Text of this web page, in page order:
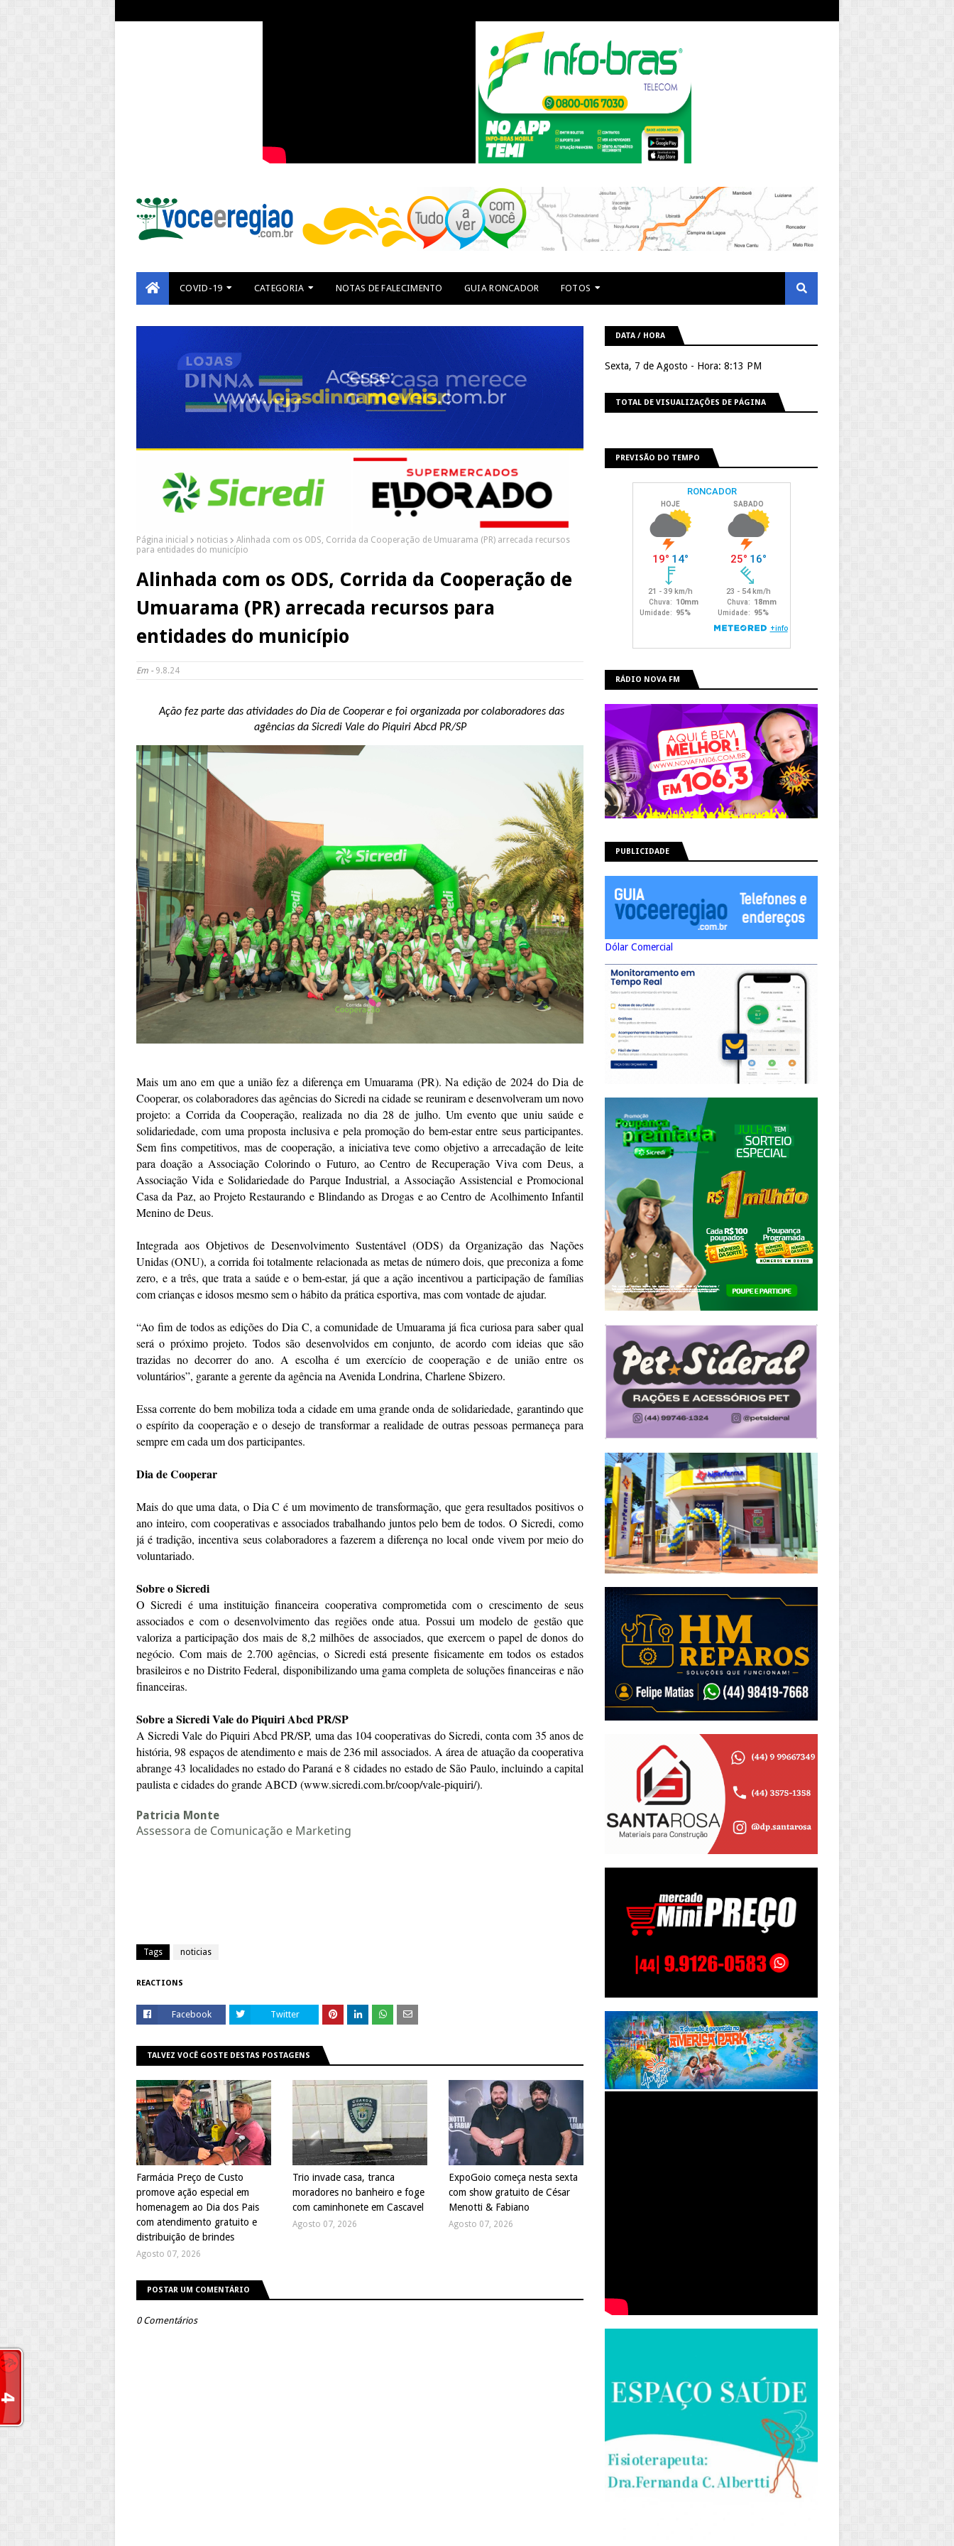
COVID-19 CATEGORIA NOTAS DE FALECIMENTO GUIA RONCADOR FOTOS
Página inicial noticias
Alinhada com os ODS, Corrida da Cooperação de Umuarama (PR) arrecada recursos
para entidades do município
Alinhada com os ODS, Corrida da Cooperação de
Umuarama (PR) arrecada recursos para
entidades do município
Em - 9.8.24
Ação fez parte das atividades do Dia de Cooperar e foi organizada por colaboradores das
agências da Sicredi Vale do Piquiri Abcd PR/SP
Mais um ano em que a união fez a diferença em Umuarama (PR). Na edição de 2024 do Dia de
Cooperar, os colaboradores das agências do Sicredi na cidade se reuniram e desenvolveram um novo
projeto: a Corrida da Cooperação, realizada no dia 28 de julho. Um evento que uniu saúde e
solidariedade, com uma proposta inclusiva e pela promoção do bem-estar entre seus participantes.
Sem fins competitivos, mas de cooperação, a iniciativa teve como objetivo a arrecadação de leite
para doação a Associação Colorindo o Futuro, ao Centro de Recuperação Viva com Deus, a
Associação Vida e Solidariedade do Parque Industrial, a Associação Assistencial e Promocional
Casa da Paz, ao Projeto Restaurando e Blindando as Drogas e ao Centro de Acolhimento Infantil
Menino de Deus.
Integrada aos Objetivos de Desenvolvimento Sustentável (ODS) da Organização das Nações
Unidas (ONU), a corrida foi totalmente relacionada as metas de número dois, que preconiza a fome
zero, e a três, que trata a saúde e o bem-estar, já que a ação incentivou a participação de famílias
com crianças e idosos mesmo sem o hábito da prática esportiva, mas com vontade de ajudar.
“Ao fim de todos as edições do Dia C, a comunidade de Umuarama já fica curiosa para saber qual
será o próximo projeto. Todos são desenvolvidos em conjunto, de acordo com ideias que são
trazidas no decorrer do ano. A escolha é um exercício de cooperação e de união entre os
voluntários”, garante a gerente da agência na Avenida Londrina, Charlene Sbizero.
Essa corrente do bem mobiliza toda a cidade em uma grande onda de solidariedade, garantindo que
o espírito da cooperação e o desejo de transformar a realidade de outras pessoas permaneça para
sempre em cada um dos participantes.
Dia de Cooperar
Mais do que uma data, o Dia C é um movimento de transformação, que gera resultados positivos o
ano inteiro, com cooperativas e associados trabalhando juntos pelo bem de todos. O Sicredi, como
já é tradição, incentiva seus colaboradores a fazerem a diferença no local onde vivem por meio do
voluntariado.
Sobre o Sicredi
O Sicredi é uma instituição financeira cooperativa comprometida com o crescimento de seus
associados e com o desenvolvimento das regiões onde atua. Possui um modelo de gestão que
valoriza a participação dos mais de 8,2 milhões de associados, que exercem o papel de donos do
negócio. Com mais de 2.700 agências, o Sicredi está presente fisicamente em todos os estados
brasileiros e no Distrito Federal, disponibilizando uma gama completa de soluções financeiras e não
financeiras.
Sobre a Sicredi Vale do Piquiri Abcd PR/SP
A Sicredi Vale do Piquiri Abcd PR/SP, uma das 104 cooperativas do Sicredi, conta com 35 anos de
história, 98 espaços de atendimento e mais de 236 mil associados. A área de atuação da cooperativa
abrange 43 localidades no estado do Paraná e 8 cidades no estado de São Paulo, incluindo a capital
paulista e cidades do grande ABCD (www.sicredi.com.br/coop/vale-piquiri/).
Patricia Monte
Assessora de Comunicação e Marketing
Tags noticias
REACTIONS
Facebook Twitter
TALVEZ VOCÊ GOSTE DESTAS POSTAGENS
Farmácia Preço de Custo
promove ação especial em
homenagem ao Dia dos Pais
com atendimento gratuito e
distribuição de brindes
Agosto 07, 2026
Trio invade casa, tranca
moradores no banheiro e foge
com caminhonete em Cascavel
Agosto 07, 2026
ExpoGoio começa nesta sexta
com show gratuito de César
Menotti & Fabiano
Agosto 07, 2026
POSTAR UM COMENTÁRIO
0 Comentários
DATA / HORA
Sexta, 7 de Agosto - Hora: 8:13 PM
TOTAL DE VISUALIZAÇÕES DE PÁGINA
PREVISÃO DO TEMPO
RÁDIO NOVA FM
PUBLICIDADE
Dólar Comercial